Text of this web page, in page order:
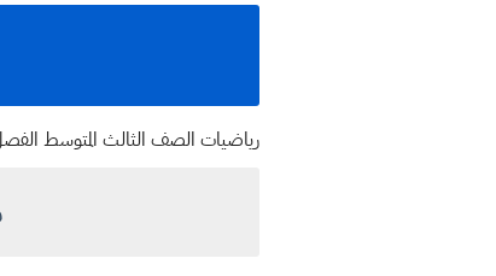
رياضيات الصف الثالث المتوسط